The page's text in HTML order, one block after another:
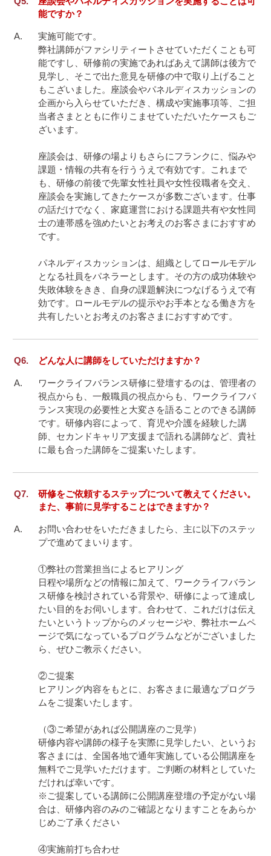
能ですか？
実施可能です。
弊社講師がファシリティートさせていただくことも可
能ですし、研修前の実施であればあえて講師は後方で
見学し、そこで出た意見を研修の中で取り上げること
もこざいました。座談会やパネルディスカッションの
企画から入らせていただき、構成や実施事項等、ご担
当者さまとともに作りこませていただいたケースもご
ざいます。
座談会は、研修の場よりもさらにフランクに、悩みや
課題・情報の共有を行ううえで有効です。これまで
も、研修の前後で先輩女性社員や女性役職者を交え、
座談会を実施してきたケースが多数ございます。仕事
の話だけでなく、家庭運営における課題共有や女性同
士の連帯感を強めたいとお考えのお客さまにおすすめ
です。
パネルディスカッションは、組織としてロールモデル
となる社員をパネラーとします。その方の成功体験や
失敗体験をきき、自身の課題解決につなげるうえで有
効です。ロールモデルの提示やお手本となる働き方を
共有したいとお考えのお客さまにおすすめです。
どんな人に講師をしていただけますか？
ワークライフバランス研修に登壇するのは、管理者の
視点からも、一般職員の視点からも、ワークライフバ
ランス実現の必要性と大変さを語ることのできる講師
です。研修内容によって、育児や介護を経験した講
師、セカンドキャリア支援まで語れる講師など、貴社
に最も合った講師をご提案いたします。
研修をご依頼するステップについて教えてください。
また、事前に見学することはできますか？
お問い合わせをいただきましたら、主に以下のステッ
プで進めてまいります。
①弊社の営業担当によるヒアリング
日程や場所などの情報に加えて、ワークライフバラン
ス研修を検討されている背景や、研修によって達成し
たい目的をお伺いします。合わせて、これだけは伝え
たいというトップからのメッセージや、弊社ホームペ
ージで気になっているプログラムなどがございました
ら、ぜひご教示ください。
②ご提案
ヒアリング内容をもとに、お客さまに最適なプログラ
ムをご提案いたします。
（③ご希望があれば公開講座のご見学）
研修内容や講師の様子を実際に見学したい、というお
客さまには、全国各地で通年実施している公開講座を
無料でご見学いただけます。ご判断の材料としていた
だければ幸いです。
※ご提案している講師に公開講座登壇の予定がない場
合は、研修内容のみのご確認となりますことをあらか
じめご了承ください
④実施前打ち合わせ